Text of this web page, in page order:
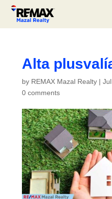
Alta
by REMAX Mazal Realty|
0 comments